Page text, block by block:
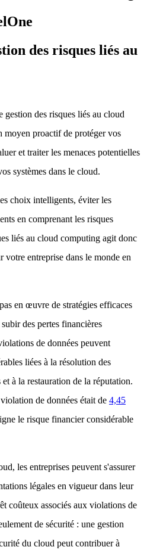
des risques liés au
des risques liés au cloud
moyen proactif de protéger vos
et traiter les menaces potentielles
systèmes dans le cloud.
choix intelligents, éviter les
en comprenant les risques
liés au cloud computing agit donc
entreprise dans le monde en
en œuvre de stratégies efficaces
des pertes financières
de données peuvent
liées à la résolution des
à la restauration de la réputation.
de données était de 4,45
le risque financier considérable
les entreprises peuvent s'assurer
légales en vigueur dans leur
coûteux associés aux violations de
de sécurité : une gestion
du cloud peut contribuer à